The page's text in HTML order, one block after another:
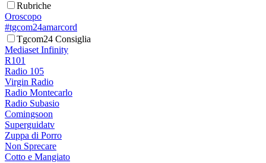
Rubriche
Oroscopo
#tgcom24amarcord
Tgcom24 Consiglia
Mediaset Infinity
R101
Radio 105
Virgin Radio
Radio Montecarlo
Radio Subasio
Comingsoon
Superguidatv
Zuppa di Porro
Non Sprecare
Cotto e Mangiato